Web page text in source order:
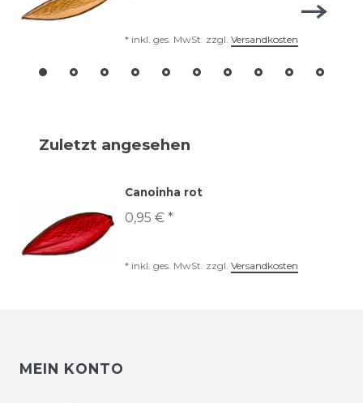
* inkl. ges. MwSt. zzgl. Versandkosten
Zuletzt angesehen
Canoinha rot
0,95 € *
* inkl. ges. MwSt. zzgl. Versandkosten
MEIN KONTO